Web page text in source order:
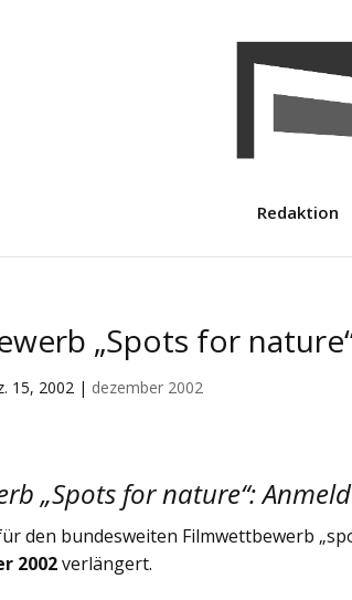
Redaktion
„Spots for
15, 2002 | dezember 2002
„Spots for nature“:
den bundesweiten Filmwettbewerb
2002verlängert.